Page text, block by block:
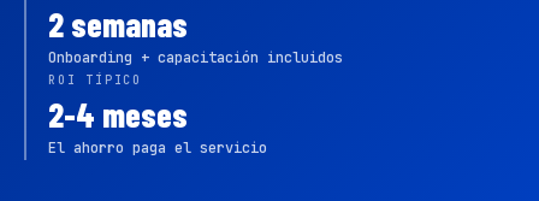
2 semanas
Onboarding + capacitación incluidos
ROI TÍPICO
2-4 meses
El ahorro paga el servicio